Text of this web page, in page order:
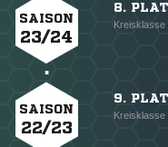
SAISON
23/24
8.
SAISON
22/23
9.